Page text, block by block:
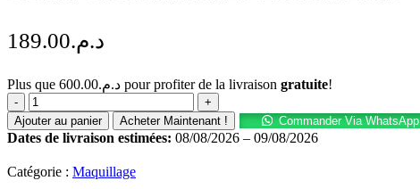
د.م.189.00
Plus que د.م.600.00 pour profiter de la livraison gratuite!
quantité
de
SDIN
Ureadin
Rx10
Lotion
Ajouter au panier Acheter Maintenant ! Commander Via WhatsApp
Dates de livraison estimées: 08/08/2026 – 09/08/2026
Catégorie : Maquillage